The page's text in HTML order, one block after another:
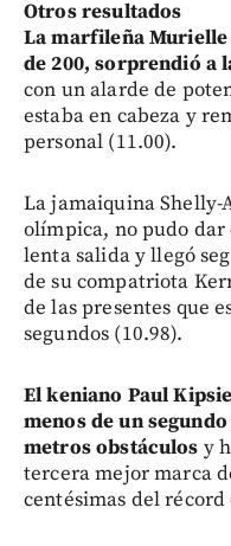
Otros resultados
La marfileña
de 200, sorprendió a
con un alarde de
estaba en cabeza y
personal (11.00).
La jamaiquina Shelly-
olímpica, no pudo dar
lenta salida y llegó
de su compatriota
de las presentes que
segundos (10.98).
El keniano Paul
menos de un
metros obstáculos y
tercera mejor marca
centésimas del récord